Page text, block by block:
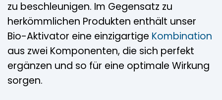
zu beschleunigen. Im Gegensatz zu
herkömmlichen Produkten enthält unser
Bio-Aktivator eine einzigartige Kombination
aus zwei Komponenten, die sich perfekt
ergänzen und so für eine optimale Wirkung
sorgen.